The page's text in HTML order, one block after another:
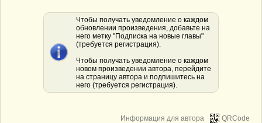
Чтобы получать уведомление о каждом
обновлении произведения, добавьте на
него метку "Подписка на новые главы"
(требуется регистрация).
Чтобы получать уведомление о каждом
новом произведении автора, перейдите
на страницу автора и подпишитесь на
него (требуется регистрация).
QRCode
Информация для автора